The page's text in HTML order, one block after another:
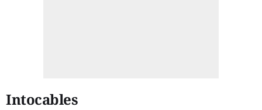
Intocables